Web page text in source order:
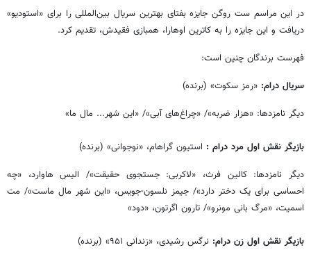
در این مراسم ست روگن جایزه بفتای بهترین سریال بین‌المللی را برای «استودیو»
دریافت و این جایزه را به کاترین اوهارا، همبازی فقیدش، تقدیم کرد.
فهرست برندگان چنین است:
سریال درام: «رمز سکوت» (برنده)
دیگر نامزدها: «هزار ضربه»/ «چراغ‌های آبی»/ «این شهر... مال ما»
بازیگر نقش اول مرد درام : استیون گراهام، «نوجوانی» (برنده)
دیگر نامزدها: کالین فرث، «لاکربی: جستجوی حقیقت»/ الیس هاوارد، «چه
احساسی برای یک دختر دارد»/ جیمز نلسون-جویس، «این شهر مال ماست»/ مت
اسمیت، «مرگ بانی مونرو»/ تارون اگرتون، «دود»
بازیگر نقش اول زن درام: نرگس رشیدی، «زندانی ۹۵۱» (برنده)